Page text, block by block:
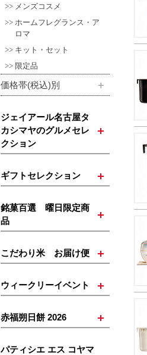
メンズコスメ
ホームフレグランス・ア
ロマ
キット・セット
限定品
価格帯(税込)別
ジェイアール名古屋タ
カシマヤのグルメセレ
クション
ギフトセレクション
銘菓百選 曜日限定商
品
こだわり米 お届け便
ウィークリーイベント
赤福朔日餅 2026
パティシエ エス コヤマ